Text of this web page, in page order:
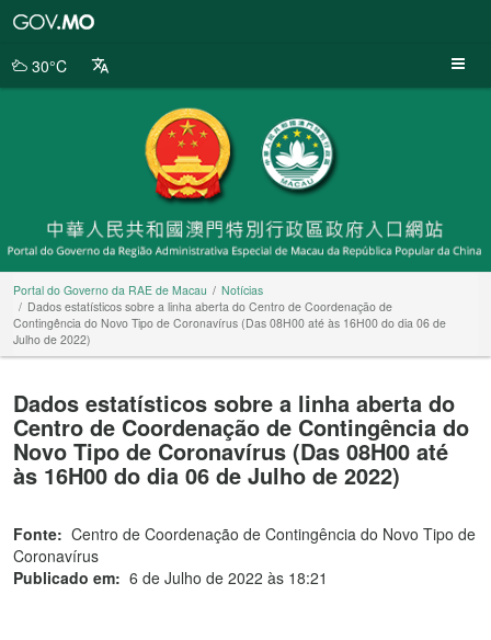
da
30°C
Portal do Governo da RAE de Macau
Notícias
Dados estatísticos sobre a linha aberta do Centro de Coordenação de
Contingência do Novo Tipo de Coronavírus (Das 08H00 até às 16H00 do dia 06 de
Julho de 2022)
Dados estatísticos sobre a linha aberta do
Centro de Coordenação de Contingência do
Novo Tipo de Coronavírus (Das 08H00 até
às 16H00 do dia 06 de Julho de 2022)
Fonte: Centro de Coordenação de Contingência do Novo Tipo de
Coronavírus
Publicado em: 6 de Julho de 2022 às 18:21